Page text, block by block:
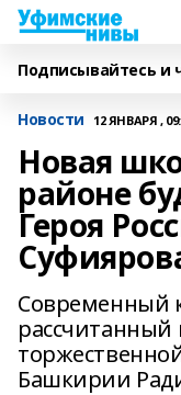
Подписывайтесь и
Новости 12 ЯНВАРЯ ,
Новая
районе
Героя
Современный
рассчитанный
Башкирии